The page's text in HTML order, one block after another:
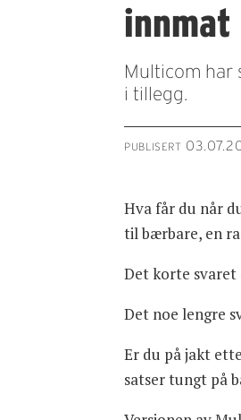
Multicom har
i tillegg.
PUBLISERT
Hva får du når
til bærbare, en
Det korte svaret
Det noe lengre
Er du på jakt
satser tungt på